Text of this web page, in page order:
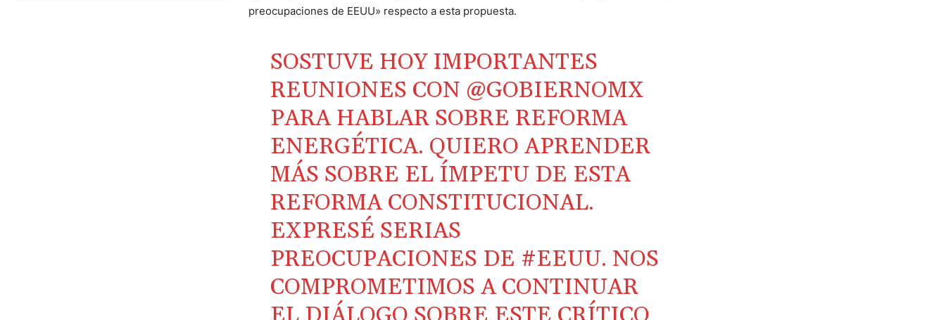
preocupaciones de EEUU» respecto a esta propuesta.
SOSTUVE HOY IMPORTANTES
REUNIONES CON @GOBIERNOMX
PARA HABLAR SOBRE REFORMA
ENERGÉTICA. QUIERO APRENDER
MÁS SOBRE EL ÍMPETU DE ESTA
REFORMA CONSTITUCIONAL.
EXPRESÉ SERIAS
PREOCUPACIONES DE #EEUU. NOS
COMPROMETIMOS A CONTINUAR